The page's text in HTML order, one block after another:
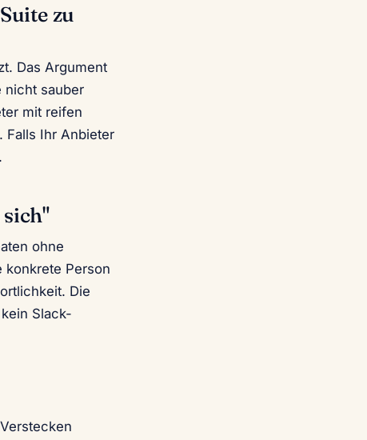
zu
Das Argument
nicht sauber
mit reifen
Falls Ihr Anbieter
ohne
konkrete Person
Die
Slack-